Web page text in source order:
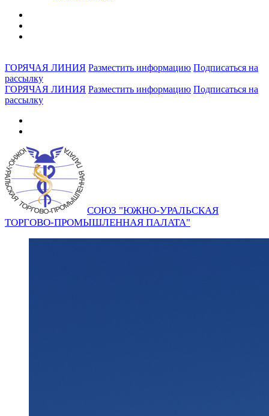
ГОРЯЧАЯ ЛИНИЯ Разместить информацию Подписаться на
рассылку
ГОРЯЧАЯ ЛИНИЯ Разместить информацию Подписаться на
рассылку
СОЮЗ "ЮЖНО-УРАЛЬСКАЯ
ТОРГОВО-ПРОМЫШЛЕННАЯ ПАЛАТА"